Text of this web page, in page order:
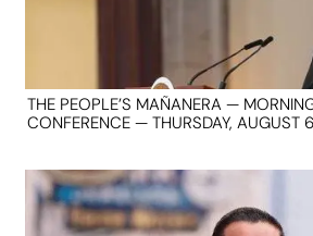
THE PEOPLE’S MAÑANERA —
CONFERENCE — THURSDAY, AUGUST